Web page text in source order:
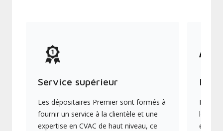
Service supérieur
Les dépositaires Premier sont formés à
fournir un service à la clientèle et une
expertise en CVAC de haut niveau, ce
Ils
les
en